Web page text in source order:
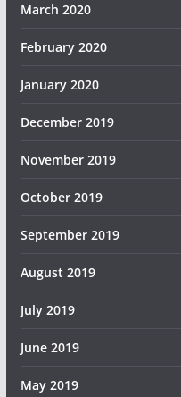
March 2020
February 2020
January 2020
December 2019
November 2019
October 2019
September 2019
August 2019
July 2019
June 2019
May 2019